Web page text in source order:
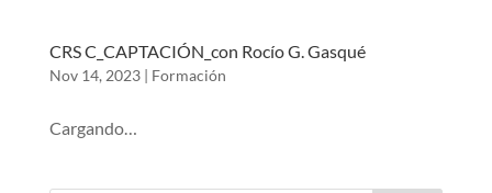
CRS C_CAPTACIÓN_con Rocío G. Gasqué
Nov 14, 2023| Formación
Cargando…